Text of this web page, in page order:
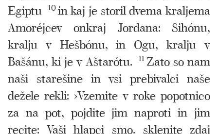
Egiptu 10in kaj je storil dvema kraljema
Amoréjcev onkraj Jordana: Sihónu,
kralju v Hešbónu, in Ogu, kralju v
Bašánu, ki je v Aštarótu. 11 Zato so nam
naši starešine in vsi prebivalci naše
dežele rekli: ›Vzemite v roke popotnico
za na pot, pojdite jim naproti in jim
recite: Vaši hlapci smo, sklenite zdaj